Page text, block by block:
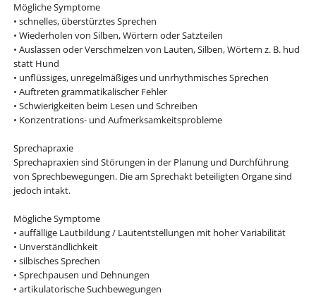
Mögliche Symptome
• schnelles, überstürztes Sprechen
• Wiederholen von Silben, Wörtern oder Satzteilen
• Auslassen oder Verschmelzen von Lauten, Silben, Wörtern z. B. hud
statt Hund
• unflüssiges, unregelmäßiges und unrhythmisches Sprechen
• Auftreten grammatikalischer Fehler
• Schwierigkeiten beim Lesen und Schreiben
• Konzentrations- und Aufmerksamkeitsprobleme
Sprechapraxie
Sprechapraxien sind Störungen in der Planung und Durchführung
von Sprechbewegungen. Die am Sprechakt beteiligten Organe sind
jedoch intakt.
Mögliche Symptome
• auffällige Lautbildung / Lautentstellungen mit hoher Variabilität
• Unverständlichkeit
• silbisches Sprechen
• Sprechpausen und Dehnungen
• artikulatorische Suchbewegungen